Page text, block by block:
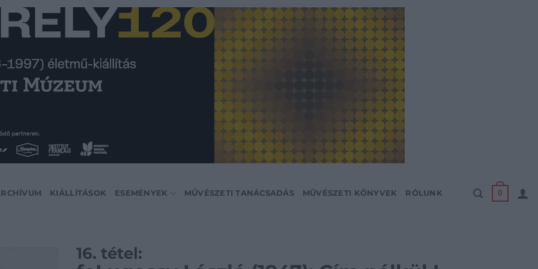
KIÁLLÍTÁSOK ESEMÉNYEK MŰVÉSZETI TANÁCSADÁS MŰVÉSZETI KÖNYVEK RÓLUNK 0
16. tétel: